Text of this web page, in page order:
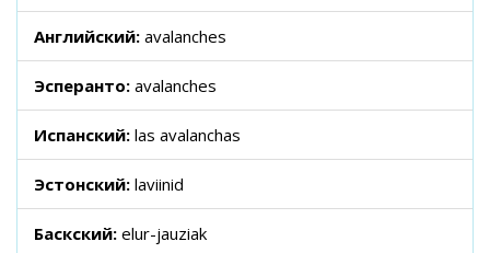
Английский: avalanches
Эсперанто: avalanches
Испанский: las avalanchas
Эстонский: laviinid
Баскский: elur-jauziak